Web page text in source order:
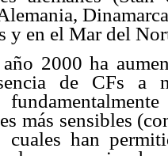
y en el Mar del
2000 ha
de CFs a
más sensibles
han